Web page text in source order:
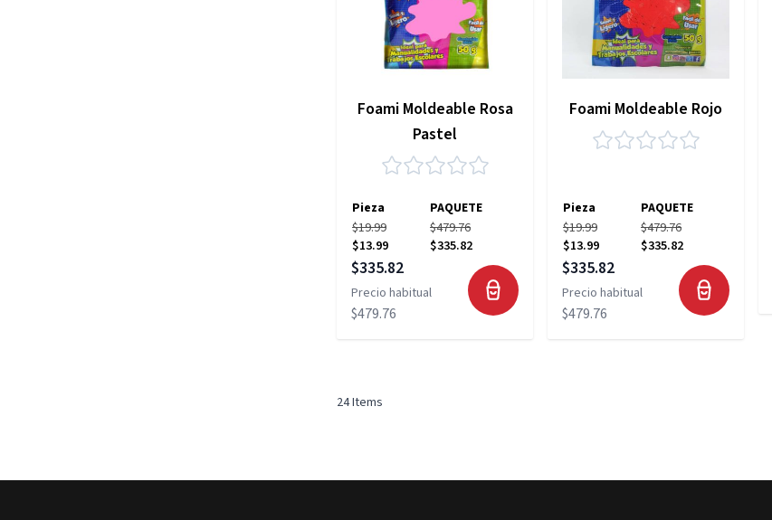
Foami Moldeable Rosa
Pastel
Pieza
PAQUETE
$19.99
$13.99
$479.76
$335.82
Precio especial
$335.82
Precio habitual
$479.76
Foami Moldeable Rojo
Pieza
PAQUETE
$19.99
$13.99
$479.76
$335.82
Precio especial
$335.82
Precio habitual
$479.76
24Items